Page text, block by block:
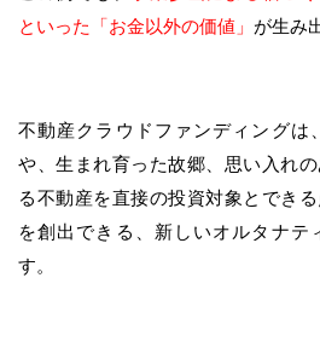
といった「お金以外の価値」 が生み
不動産クラウドファンディングは
や、生まれ育った故郷、思い入れ
る不動産を直接の投資対象とでき
を創出できる、新しいオルタナテ
す。